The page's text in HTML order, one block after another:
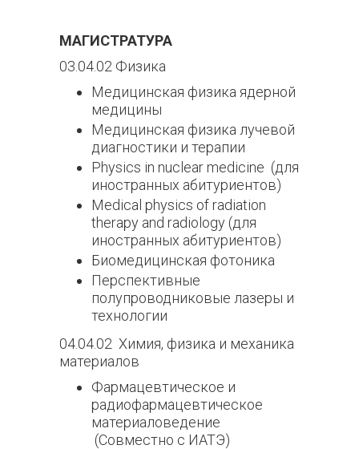
МАГИСТРАТУРА
03.04.02 Физика
Медицинская физика ядерной
медицины
Медицинская физика лучевой
диагностики и терапии
Physics in nuclear medicine (для
иностранных абитуриентов)
Medical physics of radiation
therapy and radiology (для
иностранных абитуриентов)
Биомедицинская фотоника
Перспективные
полупроводниковые лазеры и
технологии
04.04.02 Химия, физика и механика
материалов
Фармацевтическое и
радиофармацевтическое
материаловедение
(Совместно с ИАТЭ)